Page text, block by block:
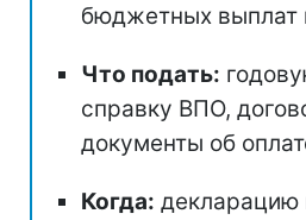
бюджетных выплат
Что подать:
справку ВПО,
документы об
Когда: декларацию